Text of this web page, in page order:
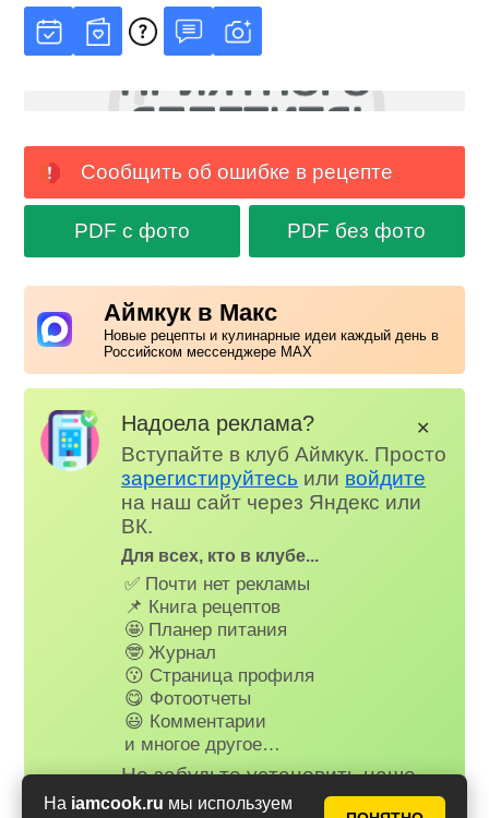
На iamcook.ru мы используем
Сообщить об ошибке в рецепте
PDF с фото PDF без фото
Аймкук в Макс
Новые рецепты и кулинарные идеи каждый день в
Российском мессенджере MAX
Надоела реклама?
Вступайте в клуб Аймкук. Просто
зарегистируйтесь или войдите
на наш сайт через Яндекс или
ВК.
Для всех, кто в клубе...
✅ Почти нет рекламы
📌 Книга рецептов
🤩 Планер питания
🤓 Журнал
😗 Страница профиля
😋 Фотоотчеты
😃 Комментарии
и многое другое…
Не забудьте установить наше
веб-приложение на телефон,
✕